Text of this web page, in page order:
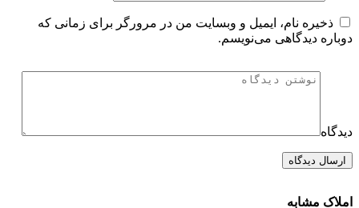
ذخیره نام، ایمیل و وبسایت من در مرورگر برای زمانی که
دوباره دیدگاهی می‌نویسم.
دیدگاه
املاک مشابه